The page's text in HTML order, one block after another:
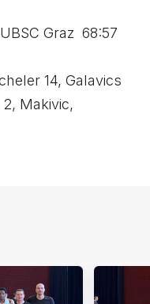
Graz 68:57
14, Galavics
2, Makivic,